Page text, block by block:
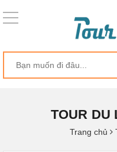
TOUR DU
Trang chủ